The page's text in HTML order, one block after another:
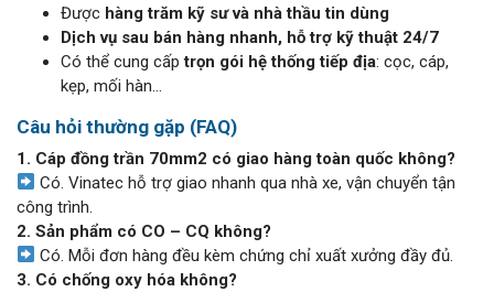
Được hàng trăm kỹ sư và nhà thầu tin dùng
Dịch vụ sau bán hàng nhanh, hỗ trợ kỹ thuật 24/7
Có thể cung cấptrọn gói hệ thống tiếp địa: cọc, cáp,
kẹp, mối hàn…
Câu hỏi thường gặp (FAQ)
1. Cáp đồng trần 70mm2 có giao hàng toàn quốc không?
Có. Vinatec hỗ trợ giao nhanh qua nhà xe, vận chuyển tận
công trình.
2. Sản phẩm có CO – CQ không?
Có. Mỗi đơn hàng đều kèm chứng chỉ xuất xưởng đầy đủ.
3. Có chống oxy hóa không?